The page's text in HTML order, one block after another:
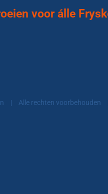
voor álle
| Alle rechten voorbehouden